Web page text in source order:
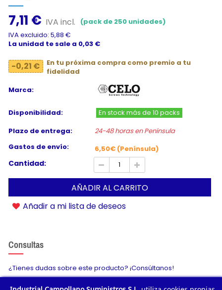
7,11 € IVA incl.
(pack de 250 unidades)
IVA excluido: 5,88 €
La unidad te sale a 0,03 €
-0,21 €
En tu próxima compra como premio a tu
fidelidad
Marca:
Disponibilidad:
En stock más de 10 packs
Plazo de entrega:
24-48 horas en Península
Gastos de envío:
6,50€ (Península)
Cantidad:
AÑADIR AL CARRITO
Añadir a mi lista de deseos
Consultas
¿Tienes dudas sobre este producto? ¡Consúltanos!